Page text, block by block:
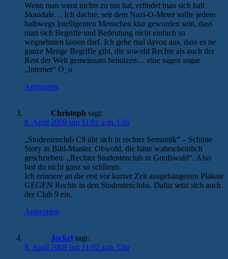
Wenn man sonst nichts zu tun hat, erfindet man sich halt
Skandale… Ich dachte, seit dem Nazi-O-Meter sollte jedem
halbwegs intelligenten Menschen klar geworden sein, dass
man sich Begriffe und Bedeutung nicht einfach so
wegnehmen lassen darf. Ich gehe mal davon aus, dass es ne
ganze Menge Begriffe gibt, die sowohl Rechte als auch der
Rest der Welt gemeinsam benutzen… eine sagen sogar
„Internet“ O_o
Antworten
Christoph sagt:
8. April 2009 um 11:01 a.m. Uhr
„Studentenclub C9 übt sich in rechter Semantik“ – Schöne
Story in Bild-Manier. Obwohl, die hätte wahrscheinlich
geschrieben: „Rechter Studentenclub in Greifswald“. Also
bist du nicht ganz so schlimm.
Ich erinnere an die erst vor kurzer Zeit ausgehangenen Plakate
GEGEN Rechts in den Studentenclubs. Dafür setzt sich auch
der Club 9 ein.
Antworten
Jockel sagt:
8. April 2009 um 11:02 a.m. Uhr